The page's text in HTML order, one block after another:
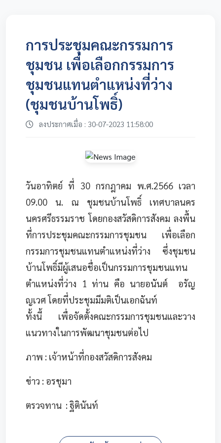
การประชุมคณะกรรมการ
ชุมชน เพื่อเลือกกรรมการ
ชุมชนแทนตำแหน่งที่ว่าง
(ชุมชนบ้านโพธิ์)
ลงประกาศเมื่อ : 30-07-2023 11:58:00
วันอาทิตย์ ที่ 30 กรกฎาคม พ.ศ.2566 เวลา
09.00 น. ณ ชุมชนบ้านโพธิ์ เทศบาลนคร
นครศรีธรรมราช โดยกองสวัสดิการสังคม ลงพื้น
ที่การประชุมคณะกรรมการชุมชน เพื่อเลือก
กรรมการชุมชนแทนตำแหน่งที่ว่าง ซึ่งชุมชน
บ้านโพธิ์มีผู้เสนอชื่อเป็นกรรมการชุมชนแทน
ตำแหน่งที่ว่าง 1 ท่าน คือ นายอนันต์ อรัญ
ญเวศ โดยที่ประชุมมีมติเป็นเอกฉันท์
ทั้งนี้ เพื่อจัดตั้งคณะกรรมการชุมชนและวาง
แนวทางในการพัฒนาชุมชนต่อไป
ภาพ : เจ้าหน้าที่กองสวัสดิการสังคม
ข่าว : อรชุมา
ตรวจทาน : ฐิตินันท์